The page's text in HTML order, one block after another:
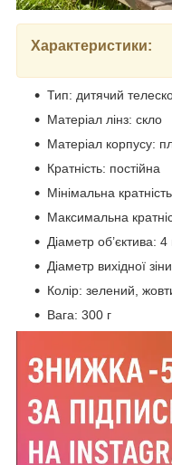
Характеристики:
Тип: дитячий
Матеріал лінз: скло
Матеріал корпусу:
Кратність: постійна
Мінімальна
Максимальна
Діаметр об’єктива:
Діаметр вихідної
Колір: зелений,
Вага: 300 г